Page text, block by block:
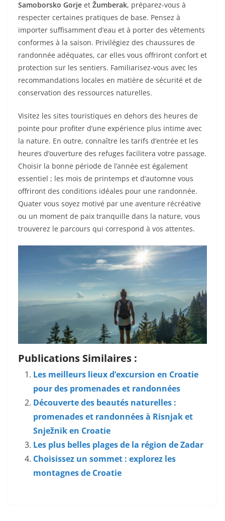
Samoborsko Gorje et Žumberak, préparez-vous à
respecter certaines pratiques de base. Pensez à
importer suffisamment d’eau et à porter des vêtements
conformes à la saison. Privilégiez des chaussures de
randonnée adéquates, car elles vous offriront confort et
protection sur les sentiers. Familiarisez-vous avec les
recommandations locales en matière de sécurité et de
conservation des ressources naturelles.
Visitez les sites touristiques en dehors des heures de
pointe pour profiter d’une expérience plus intime avec
la nature. En outre, connaître les tarifs d’entrée et les
heures d’ouverture des refuges facilitera votre passage.
Choisir la bonne période de l’année est également
essentiel ; les mois de printemps et d’automne vous
offriront des conditions idéales pour une randonnée.
Quater vous soyez motivé par une aventure récréative
ou un moment de paix tranquille dans la nature, vous
trouverez le parcours qui correspond à vos attentes.
Publications Similaires :
Les meilleurs lieux d’excursion en Croatie
pour des promenades et randonnées
Découverte des beautés naturelles :
promenades et randonnées à Risnjak et
Snježnik en Croatie
Les plus belles plages de la région de Zadar
Choisissez un sommet : explorez les
montagnes de Croatie